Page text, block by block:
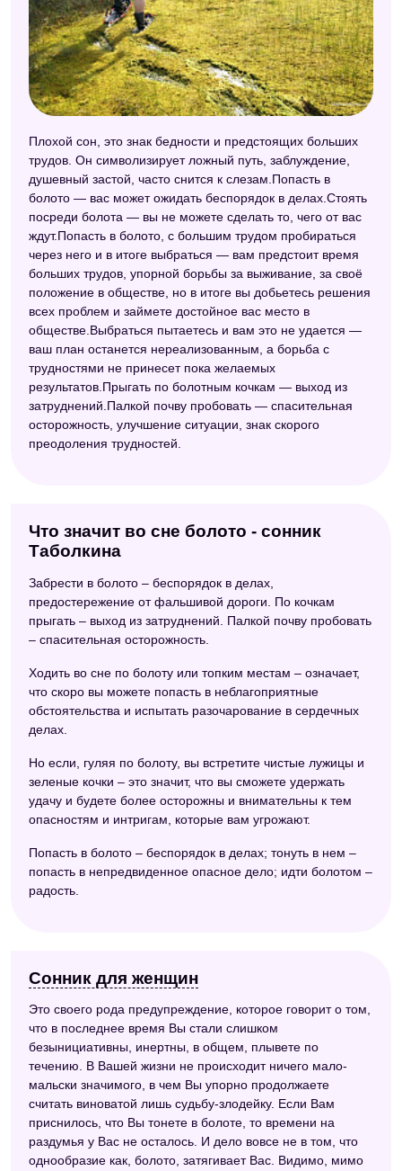
Плохой сон, это знак бедности и предстоящих больших
трудов. Он символизирует ложный путь, заблуждение,
душевный застой, часто снится к слезам.Попасть в
болото — вас может ожидать беспорядок в делах.Стоять
посреди болота — вы не можете сделать то, чего от вас
ждут.Попасть в болото, с большим трудом пробираться
через него и в итоге выбраться — вам предстоит время
больших трудов, упорной борьбы за выживание, за своё
положение в обществе, но в итоге вы добьетесь решения
всех проблем и займете достойное вас место в
обществе.Выбраться пытаетесь и вам это не удается —
ваш план останется нереализованным, а борьба с
трудностями не принесет пока желаемых
результатов.Прыгать по болотным кочкам — выход из
затруднений.Палкой почву пробовать — спасительная
осторожность, улучшение ситуации, знак скорого
преодоления трудностей.
Что значит во сне болото - сонник
Таболкина
Забрести в болото – беспорядок в делах,
предостережение от фальшивой дороги. По кочкам
прыгать – выход из затруднений. Палкой почву пробовать
– спасительная осторожность.
Ходить во сне по болоту или топким местам – означает,
что скоро вы можете попасть в неблагоприятные
обстоятельства и испытать разочарование в сердечных
делах.
Но если, гуляя по болоту, вы встретите чистые лужицы и
зеленые кочки – это значит, что вы сможете удержать
удачу и будете более осторожны и внимательны к тем
опасностям и интригам, которые вам угрожают.
Попасть в болото – беспорядок в делах; тонуть в нем –
попасть в непредвиденное опасное дело; идти болотом –
радость.
Сонник для женщин
Это своего рода предупреждение, которое говорит о том,
что в последнее время Вы стали слишком
безынициативны, инертны, в общем, плывете по
течению. В Вашей жизни не происходит ничего мало-
мальски значимого, в чем Вы упорно продолжаете
считать виноватой лишь судьбу-злодейку. Если Вам
приснилось, что Вы тонете в болоте, то времени на
раздумья у Вас не осталось. И дело вовсе не в том, что
однообразие как, болото, затягивает Вас. Видимо, мимо